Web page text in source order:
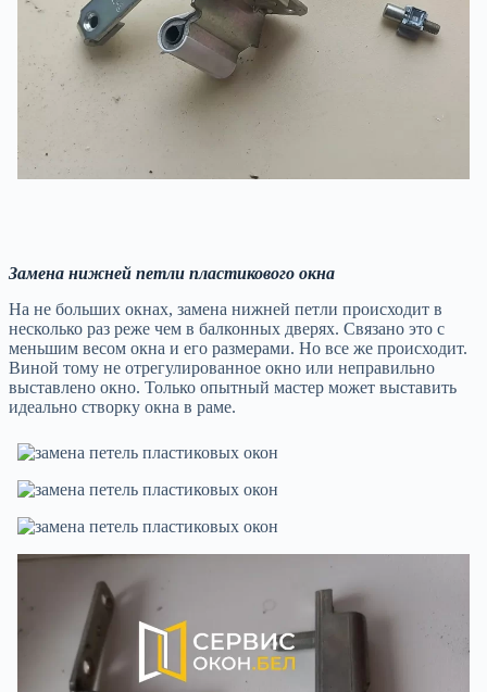
Замена нижней петли пластикового окна
На не больших окнах, замена нижней петли происходит в
несколько раз реже чем в балконных дверях. Связано это с
меньшим весом окна и его размерами. Но все же происходит.
Виной тому не отрегулированное окно или неправильно
выставлено окно. Только опытный мастер может выставить
идеально створку окна в раме.